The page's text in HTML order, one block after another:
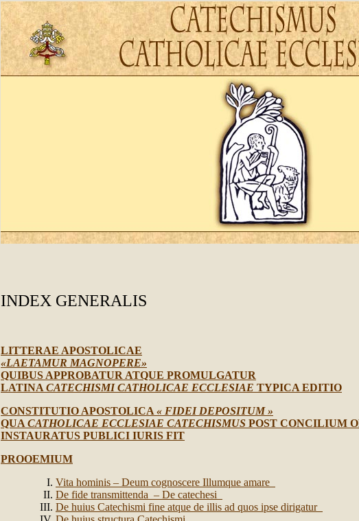
INDEX GENERALIS
LITTERAE APOSTOLICAE
«LAETAMUR MAGNOPERE»
QUIBUS APPROBATUR ATQUE PROMULGATUR
LATINA CATECHISMI CATHOLICAE ECCLESIAE TYPICA EDITIO
CONSTITUTIO APOSTOLICA « FIDEI DEPOSITUM »
QUA CATHOLICAE ECCLESIAE CATECHISMUS POST CONCILIUM
INSTAURATUS PUBLICI IURIS FIT
PROOEMIUM
Vita hominis – Deum cognoscere Illumque amare
De fide transmittenda – De catechesi
De huius Catechismi fine atque de illis ad quos ipse dirigatur